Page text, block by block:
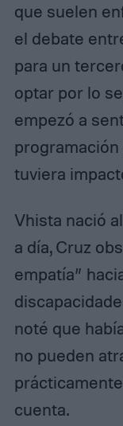
que suelen
el debate
para un
optar por lo
empezó a
tuviera
Vhista nació
a día, Cruz
empatía”
noté que
no pueden
cuenta.